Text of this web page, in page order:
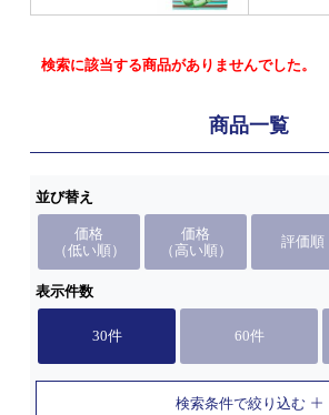
検索に該当する商品がありませんでした。
商品一覧
並び替え
価格
（低い順）
価格
（高い順）
評価順
表示件数
30件 60件
検索条件で絞り込む